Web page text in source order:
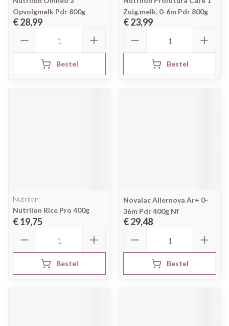
Opvolgmelk Pdr 800g
€ 28,99
Bestel
Zuig.melk. 0-6m Pdr 800g
€ 23,99
Bestel
Nutrilon
Nutrilon Rice Pro 400g
€ 19,75
Bestel
Novalac Allernova Ar+ 0-
36m Pdr 400g Nf
€ 29,48
Bestel